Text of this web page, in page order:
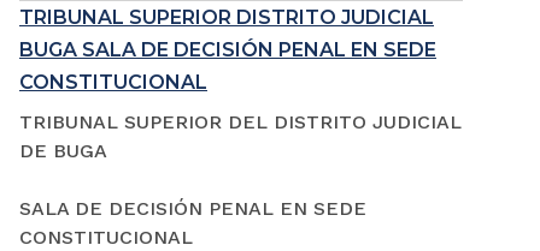
TRIBUNAL SUPERIOR DISTRITO JUDICIAL
BUGA SALA DE DECISIÓN PENAL EN SEDE
CONSTITUCIONAL
TRIBUNAL SUPERIOR DEL DISTRITO JUDICIAL
DE BUGA
SALA DE DECISIÓN PENAL EN SEDE
CONSTITUCIONAL